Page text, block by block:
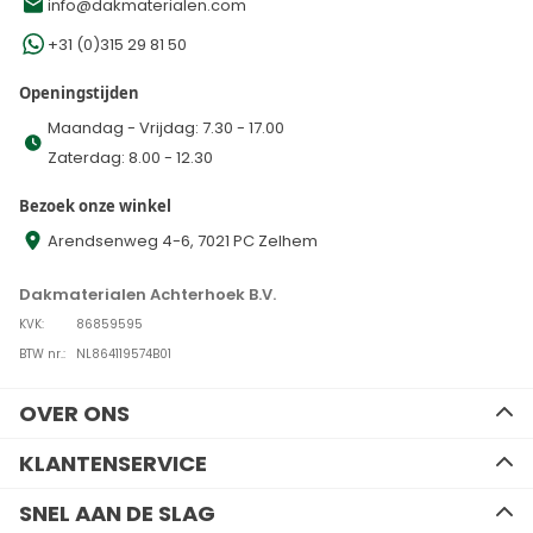
info@dakmaterialen.com
+31 (0)315 29 81 50
Openingstijden
Maandag - Vrijdag: 7.30 - 17.00
Zaterdag: 8.00 - 12.30
Bezoek onze winkel
Arendsenweg 4-6, 7021 PC Zelhem
Dakmaterialen Achterhoek B.V.
KVK:
86859595
BTW nr.:
NL864119574B01
OVER ONS
Ons team
Algemene voorwaarden
KLANTENSERVICE
SNEL AAN DE SLAG